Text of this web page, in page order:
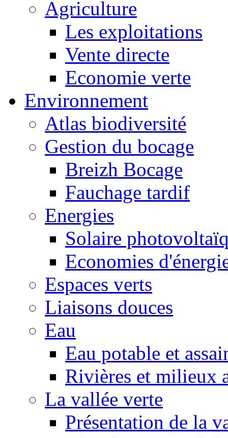
Agriculture
Les exploitations
Vente directe
Economie verte
Environnement
Atlas biodiversité
Gestion du bocage
Breizh Bocage
Fauchage tardif
Energies
Solaire
Economies
Espaces verts
Liaisons douces
Eau
Eau potable et
Rivières et milieux
La vallée verte
Présentation de la